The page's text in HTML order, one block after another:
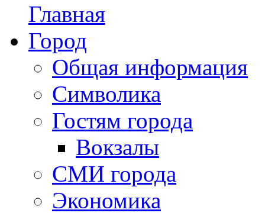
Главная
Город
Общая информация
Символика
Гостям города
Вокзалы
СМИ города
Экономика